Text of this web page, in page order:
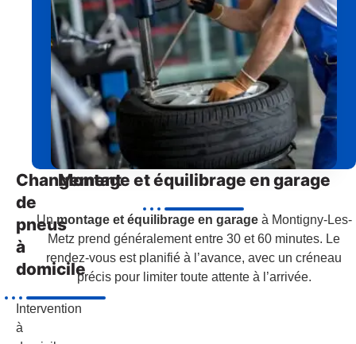
Changement
de
pneus
à
domicile
Intervention
à
Montage et équilibrage en garage
Unmontage et équilibrage en garageà Montigny-Les-
Metz prend généralement entre 30 et 60 minutes. Le
rendez-vous est planifié à l’avance, avec un créneau
précis pour limiter toute attente à l’arrivée.